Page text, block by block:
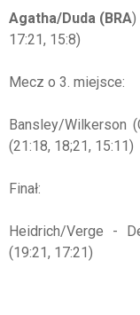
Agatha/Duda (BRA)
17:21, 15:8)
Mecz o 3. miejsce:
Bansley/Wilkerson
(21:18, 18;21, 15:11)
Finał:
Heidrich/Verge -
(19:21, 17:21)